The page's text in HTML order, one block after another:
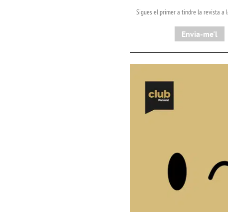
Sigues el primer a tindre la revista a
Envia-me'l